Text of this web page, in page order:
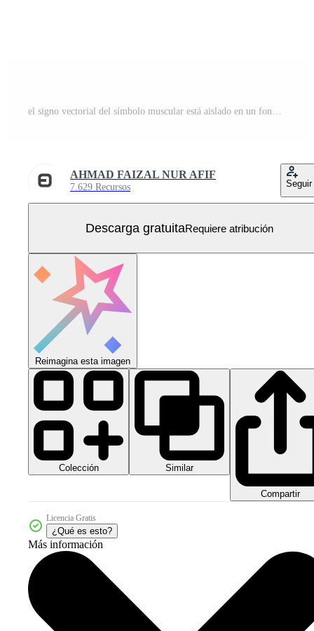
el signo vectorial del símbolo muscular está aislado en un fondo blanco. color del icono del músculo editable. Vector Gratis
AHMAD FAIZAL NUR AFIF
7.629 Recursos Seguir
Descarga gratuitaRequiere atribución
Reimagina esta imagen
Colección Similar
Compartir
Licencia Gratis
¿Qué es esto?
Más información